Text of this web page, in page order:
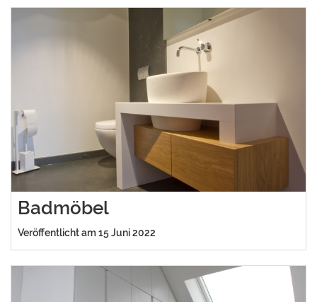
Badmöbel
Veröffentlicht am 15 Juni 2022